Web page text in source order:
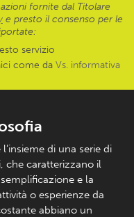
fornite dal Titolare
e presto il consenso per le
servizio
come da Vs. informativa
di una serie di
che caratterizzano il
e la
o esperienze da
abbiano un